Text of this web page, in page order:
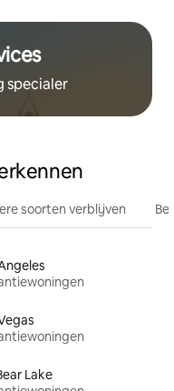
specialer
soorten verblijven
Lake